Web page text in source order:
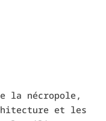
la nécropole,
et les